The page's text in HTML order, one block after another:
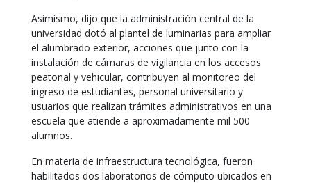
Asimismo, dijo que la administración central de la
universidad dotó al plantel de luminarias para ampliar
el alumbrado exterior, acciones que junto con la
instalación de cámaras de vigilancia en los accesos
peatonal y vehicular, contribuyen al monitoreo del
ingreso de estudiantes, personal universitario y
usuarios que realizan trámites administrativos en una
escuela que atiende a aproximadamente mil 500
alumnos.
En materia de infraestructura tecnológica, fueron
habilitados dos laboratorios de cómputo ubicados en